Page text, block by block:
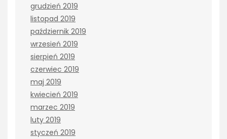
grudzień 2019
listopad 2019
październik 2019
wrzesień 2019
sierpień 2019
czerwiec 2019
maj 2019
kwiecień 2019
marzec 2019
luty 2019
styczeń 2019